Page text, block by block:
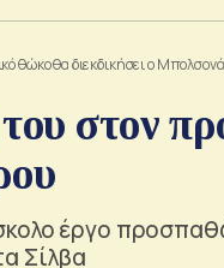
θώκο θα διεκδικήσει ο
στον
έργο
Σίλβα